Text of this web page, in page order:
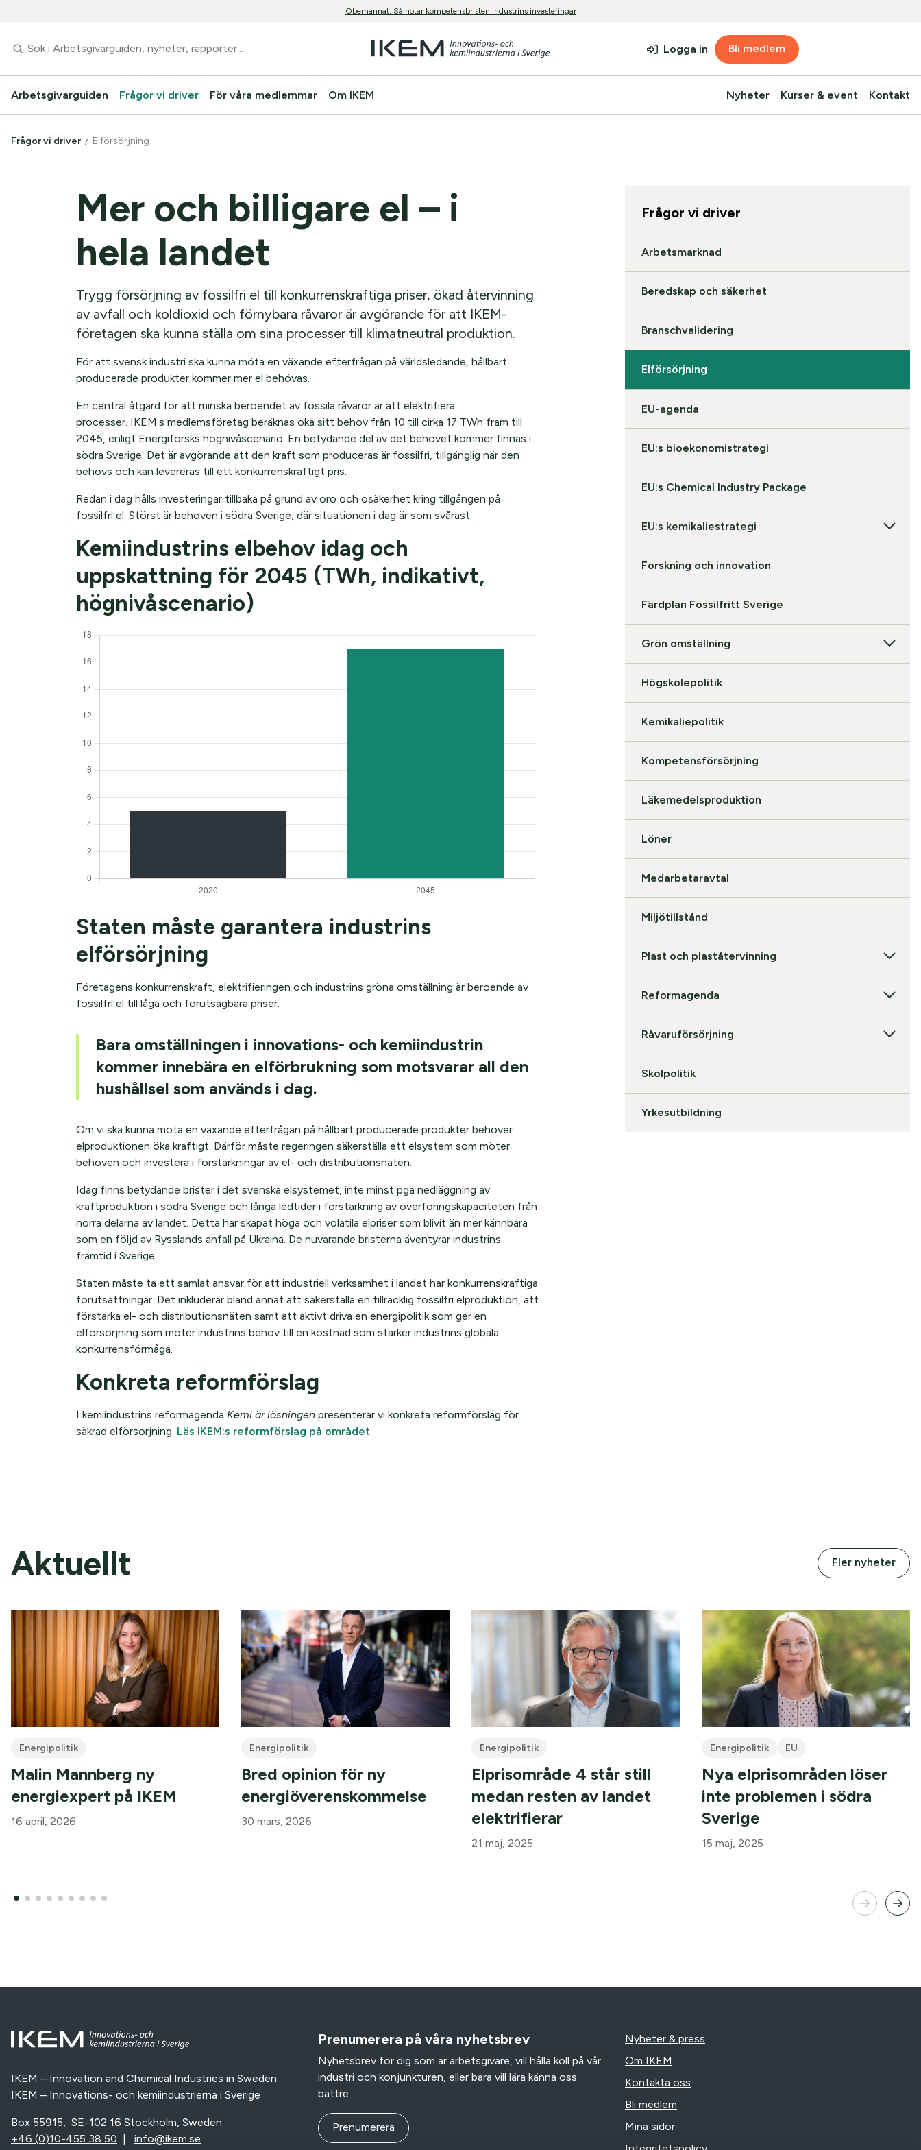
Obemannat: Så hotar kompetensbristen industrins investeringar
Arbetsgivarguiden Frågor vi driver För våra medlemmar Om IKEM Nyheter Kurser & event Kontakt
Logga in Bli medlem
Frågor vi driver Elförsörjning
Mer och billigare el – i
hela landet
Trygg försörjning av fossilfri el till konkurrenskraftiga priser, ökad återvinning
av avfall och koldioxid och förnybara råvaror är avgörande för att IKEM-
företagen ska kunna ställa om sina processer till klimatneutral produktion.
För att svensk industri ska kunna möta en växande efterfrågan på världsledande, hållbart
producerade produkter kommer mer el behövas.
En central åtgärd för att minska beroendet av fossila råvaror är att elektrifiera
processer. IKEM:s medlemsföretag beräknas öka sitt behov från 10 till cirka 17 TWh fram till
2045, enligt Energiforsks högnivåscenario. En betydande del av det behovet kommer finnas i
södra Sverige. Det är avgörande att den kraft som produceras är fossilfri, tillgänglig när den
behövs och kan levereras till ett konkurrenskraftigt pris.
Redan i dag hålls investeringar tillbaka på grund av oro och osäkerhet kring tillgången på
fossilfri el. Störst är behoven i södra Sverige, där situationen i dag är som svårast.
Kemiindustrins elbehov idag och
uppskattning för 2045 (TWh, indikativt,
högnivåscenario)
Staten måste garantera industrins
elförsörjning
Företagens konkurrenskraft, elektrifieringen och industrins gröna omställning är beroende av
fossilfri el till låga och förutsägbara priser.
Bara omställningen i innovations- och kemiindustrin
kommer innebära en elförbrukning som motsvarar all den
hushållsel som används i dag.
Om vi ska kunna möta en växande efterfrågan på hållbart producerade produkter behöver
elproduktionen öka kraftigt. Därför måste regeringen säkerställa ett elsystem som möter
behoven och investera i förstärkningar av el- och distributionsnäten.
Idag finns betydande brister i det svenska elsystemet, inte minst pga nedläggning av
kraftproduktion i södra Sverige och långa ledtider i förstärkning av överföringskapaciteten från
norra delarna av landet. Detta har skapat höga och volatila elpriser som blivit än mer kännbara
som en följd av Rysslands anfall på Ukraina. De nuvarande bristerna äventyrar industrins
framtid i Sverige.
Staten måste ta ett samlat ansvar för att industriell verksamhet i landet har konkurrenskraftiga
förutsättningar. Det inkluderar bland annat att säkerställa en tillräcklig fossilfri elproduktion, att
förstärka el- och distributionsnäten samt att aktivt driva en energipolitik som ger en
elförsörjning som möter industrins behov till en kostnad som stärker industrins globala
konkurrensförmåga.
Konkreta reformförslag
I kemiindustrins reformagenda Kemi är lösningenpresenterar vi konkreta reformförslag för
säkrad elförsörjning. Läs IKEM:s reformförslag på området
Frågor vi driver
Arbetsmarknad
Beredskap och säkerhet
Branschvalidering
Elförsörjning
EU-agenda
EU:s bioekonomistrategi
EU:s Chemical Industry Package
EU:s kemikaliestrategi
Forskning och innovation
Färdplan Fossilfritt Sverige
Grön omställning
Högskolepolitik
Kemikaliepolitik
Kompetensförsörjning
Läkemedelsproduktion
Löner
Medarbetaravtal
Miljötillstånd
Plast och plaståtervinning
Reformagenda
Råvaruförsörjning
Skolpolitik
Yrkesutbildning
Aktuellt Fler nyheter
Energipolitik
Malin Mannberg ny
energiexpert på IKEM
16 april, 2026
Energipolitik
Bred opinion för ny
energiöverenskommelse
30 mars, 2026
Energipolitik
Elprisområde 4 står still
medan resten av landet
elektrifierar
21 maj, 2025
Energipolitik EU
Nya elprisområden löser
inte problemen i södra
Sverige
15 maj, 2025
IKEM – Innovation and Chemical Industries in Sweden
IKEM – Innovations- och kemiindustrierna i Sverige
Box 55915, SE-102 16 Stockholm, Sweden.
+46 (0)10-455 38 50
info@ikem.se
Prenumerera på våra nyhetsbrev
Nyhetsbrev för dig som är arbetsgivare, vill hålla koll på vår
industri och konjunkturen, eller bara vill lära känna oss
bättre.
Prenumerera
Nyheter & press
Om IKEM
Kontakta oss
Bli medlem
Mina sidor